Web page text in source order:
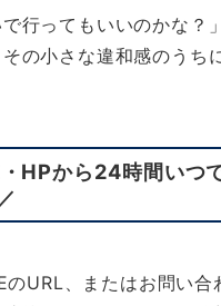
で行ってもいいのかな？
の小さな違和感のうち
HPから24時間いつ
のURL、またはお問い合